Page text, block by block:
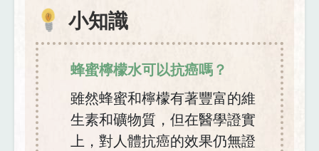
小知識
蜂蜜檸檬水可以抗癌嗎？
雖然蜂蜜和檸檬有著豐富的維
生素和礦物質，但在醫學證實
上，對人體抗癌的效果仍無證